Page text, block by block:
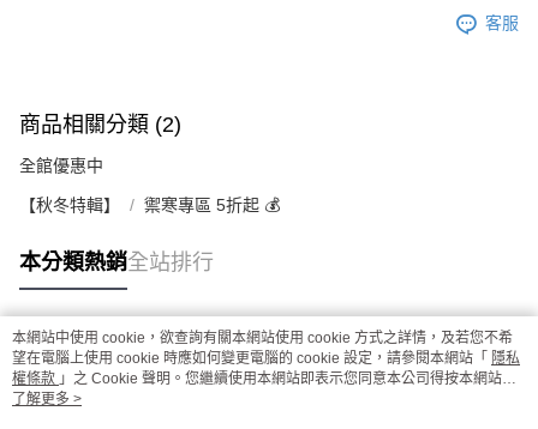
客服
商品相關分類 (2)
全館優惠中
【秋冬特輯】 禦寒專區 5折起 💰
本分類熱銷全站排行
熱門標籤
本網站中使用 cookie，欲查詢有關本網站使用 cookie 方式之詳情，及若您不希
望在電腦上使用 cookie 時應如何變更電腦的 cookie 設定，請參閱本網站「 隱私
權條款 」之 Cookie 聲明。您繼續使用本網站即表示您同意本公司得按本網站使
用條款之 Cookie 聲明使用 cookie。
了解更多 >